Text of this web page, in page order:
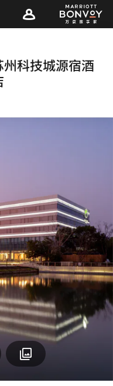
州科技城源宿酒
页